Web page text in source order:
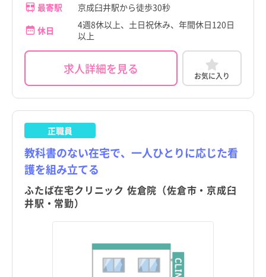
最寄駅
京成臼井駅から徒歩30秒
休日
4週8休以上、土日祝休み、年間休日120日
以上
求人詳細を見る お気に入り
正職員
教科書のない在宅で、一人ひとりに応じた看
護を組み立てる
ふたば在宅クリニック 佐倉院（佐倉市・京成臼
井駅・常勤）